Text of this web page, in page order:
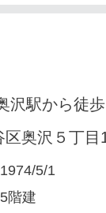
沢駅から徒
区奥沢５丁目
1974/5/1
5階建